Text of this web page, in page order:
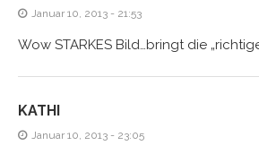
Januar 10, 2013 - 21:53
Wow STARKES Bild…bringt die
KATHI
Januar 10, 2013 - 23:05